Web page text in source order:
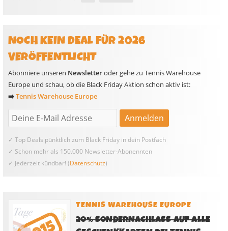
NOCH KEIN DEAL FÜR 2026
VERÖFFENTLICHT
Abonniere unseren Newsletteroder gehe zu Tennis Warehouse
Europe und schau, ob die Black Friday Aktion schon aktiv ist:
➡️Tennis Warehouse Europe
✓ Top Deals pünktlich zum Black Friday in dein Postfach
✓ Schon mehr als 150.000 Newsletter-Abonennten
✓ Jederzeit kündbar! (Datenschutz)
TENNIS WAREHOUSE EUROPE
20% SONDERNACHLASS AUF ALLE